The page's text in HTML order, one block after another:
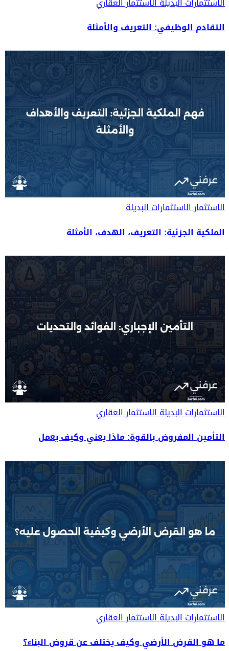
التقادم الوظيفي: التعريف والأمثلة
الاستثمارالاستثمارات البديلة
الملكية الجزئية: التعريف، الهدف، الأمثلة
الاستثمارات البديلةالاستثمار العقاري
التأمين المفروض بالقوة: ماذا يعني وكيف يعمل
الاستثمارات البديلةالاستثمار العقاري
ما هو القرض الأرضي وكيف يختلف عن قروض البناء؟